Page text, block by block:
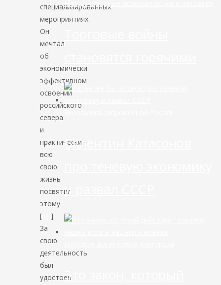
специализированных
мероприятиях.
Он
мечтал
об
экономически
эффективном
освоении
российского
севера
и
практически
всю
свою
жизнь
посвятил
этому
[ [iii]].
За
свою
деятельность
был
удостоен
Международные экономические отношения
Валентин Катасонов
и развал СССР
Это закон, который